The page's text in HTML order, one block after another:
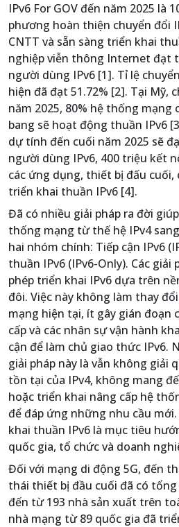
IPv6 For GOV đến năm 2025 là
phương hoàn thiện chuyển đổi
CNTT và sẵn sàng triển khai
nghiệp viễn thông Internet đạt
người dùng IPv6 [1]. Tỉ lệ
hiện đã đạt 51.72% [2]. Tại Mỹ,
năm 2025, 80% hệ thống mạng
bang sẽ hoạt động thuần IPv6
dự tính đến cuối năm 2025 sẽ
người dùng IPv6, 400 triệu kết
các ứng dụng, thiết bị đấu cuối,
triển khai thuần IPv6 [4].
Đã có nhiều giải pháp ra đời
thống mạng từ thế hệ IPv4
hai nhóm chính: Tiếp cận IPv6
thuần IPv6 (IPv6-Only). Các giải
phép triển khai IPv6 dựa trên
đôi. Việc này không làm thay
mạng hiện tại, ít gây gián đoạn
cấp và các nhân sự vận hành
cận để làm chủ giao thức IPv6.
giải pháp này là vẫn không giải
tồn tại của IPv4, không mang
hoặc triển khai nâng cấp hệ
để đáp ứng những nhu cầu
khai thuần IPv6 là mục tiêu
quốc gia, tổ chức và doanh
Đối với mạng di động 5G, đến
thái thiết bị đầu cuối đã có
đến từ 193 nhà sản xuất trên
nhà mạng từ 89 quốc gia đã